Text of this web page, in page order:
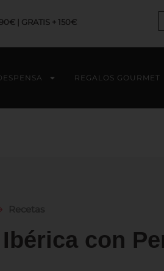
| GRATIS + 150€
REGALOS GOURMET
con